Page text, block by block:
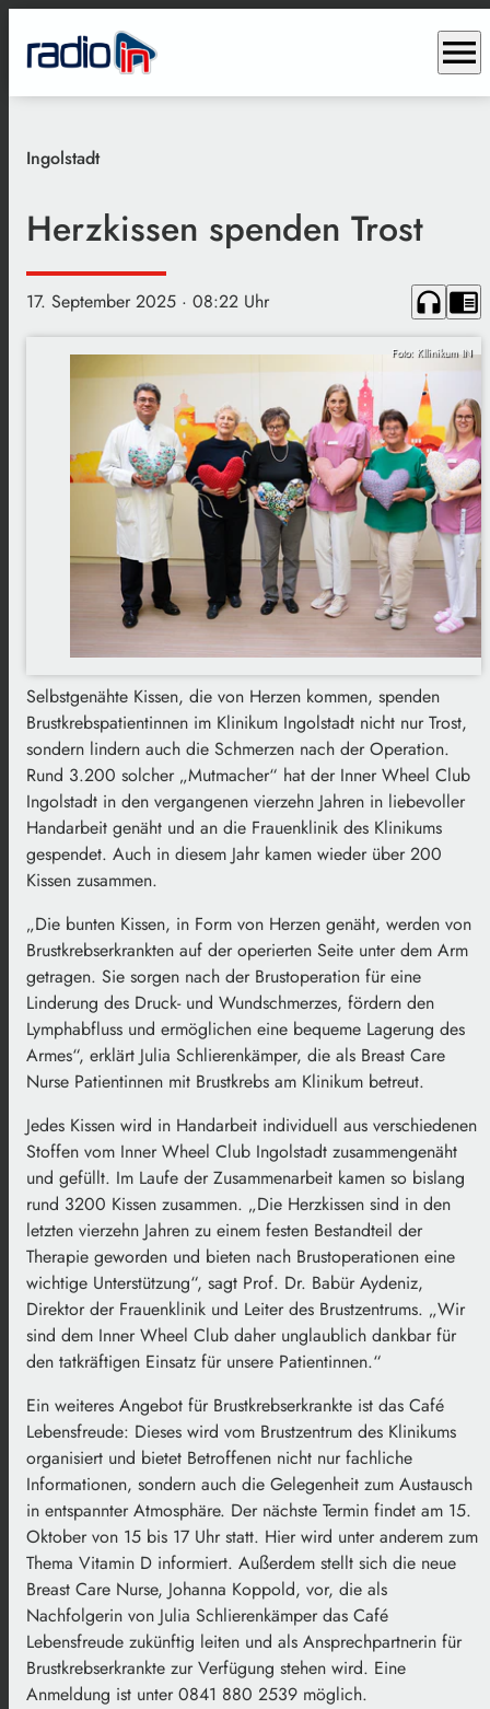
menu
Ingolstadt
Herzkissen spenden Trost
17. September 2025 · 08:22 Uhr headphones chrome_reader_mode
Foto: Kllinikum IN
Selbstgenähte Kissen, die von Herzen kommen, spenden
Brustkrebspatientinnen im Klinikum Ingolstadt nicht nur Trost,
sondern lindern auch die Schmerzen nach der Operation.
Rund 3.200 solcher „Mutmacher“ hat der Inner Wheel Club
Ingolstadt in den vergangenen vierzehn Jahren in liebevoller
Handarbeit genäht und an die Frauenklinik des Klinikums
gespendet. Auch in diesem Jahr kamen wieder über 200
Kissen zusammen.
„Die bunten Kissen, in Form von Herzen genäht, werden von
Brustkrebserkrankten auf der operierten Seite unter dem Arm
getragen. Sie sorgen nach der Brustoperation für eine
Linderung des Druck- und Wundschmerzes, fördern den
Lymphabfluss und ermöglichen eine bequeme Lagerung des
Armes“, erklärt Julia Schlierenkämper, die als Breast Care
Nurse Patientinnen mit Brustkrebs am Klinikum betreut.
Jedes Kissen wird in Handarbeit individuell aus verschiedenen
Stoffen vom Inner Wheel Club Ingolstadt zusammengenäht
und gefüllt. Im Laufe der Zusammenarbeit kamen so bislang
rund 3200 Kissen zusammen. „Die Herzkissen sind in den
letzten vierzehn Jahren zu einem festen Bestandteil der
Therapie geworden und bieten nach Brustoperationen eine
wichtige Unterstützung“, sagt Prof. Dr. Babür Aydeniz,
Direktor der Frauenklinik und Leiter des Brustzentrums. „Wir
sind dem Inner Wheel Club daher unglaublich dankbar für
den tatkräftigen Einsatz für unsere Patientinnen.“
Ein weiteres Angebot für Brustkrebserkrankte ist das Café
Lebensfreude: Dieses wird vom Brustzentrum des Klinikums
organisiert und bietet Betroffenen nicht nur fachliche
Informationen, sondern auch die Gelegenheit zum Austausch
in entspannter Atmosphäre. Der nächste Termin findet am 15.
Oktober von 15 bis 17 Uhr statt. Hier wird unter anderem zum
Thema Vitamin D informiert. Außerdem stellt sich die neue
Breast Care Nurse, Johanna Koppold, vor, die als
Nachfolgerin von Julia Schlierenkämper das Café
Lebensfreude zukünftig leiten und als Ansprechpartnerin für
Brustkrebserkrankte zur Verfügung stehen wird. Eine
Anmeldung ist unter 0841 880 2539 möglich.